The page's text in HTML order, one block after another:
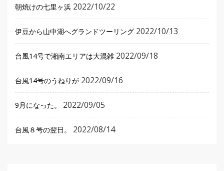
朝焼けの七里ヶ浜 2022/10/22
伊豆から山中湖へグランドツーリング 2022/10/13
台風14号で湘南エリアは大混雑 2022/09/18
台風14号のうねりが 2022/09/16
9月になった。 2022/09/05
台風８号の翌日。 2022/08/14